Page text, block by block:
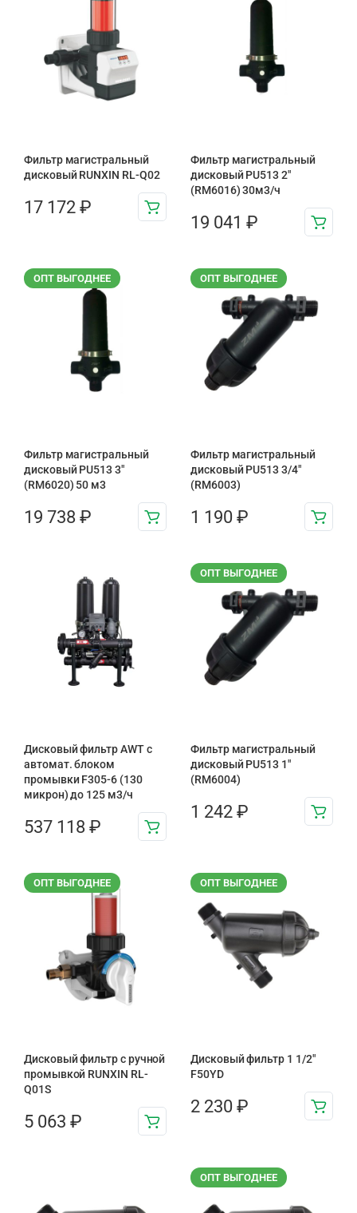
Фильтр магистральный
дисковый RUNXIN RL-Q02
17 172 ₽
Фильтр магистральный
дисковый PU513 2"
(RM6016) 30м3/ч
19 041 ₽
ОПТ ВЫГОДНЕЕ
Фильтр магистральный
дисковый PU513 3″
(RM6020) 50 м3
19 738 ₽
ОПТ ВЫГОДНЕЕ
Фильтр магистральный
дисковый PU513 3/4″
(RM6003)
1 190 ₽
Дисковый фильтр AWT с
автомат. блоком
промывки F305-6 (130
микрон) до 125 м3/ч
537 118 ₽
ОПТ ВЫГОДНЕЕ
Фильтр магистральный
дисковый PU513 1″
(RM6004)
1 242 ₽
ОПТ ВЫГОДНЕЕ
Дисковый фильтр с ручной
промывкой RUNXIN RL-
Q01S
5 063 ₽
ОПТ ВЫГОДНЕЕ
Дисковый фильтр 1 1/2"
F50YD
2 230 ₽
ОПТ ВЫГОДНЕЕ